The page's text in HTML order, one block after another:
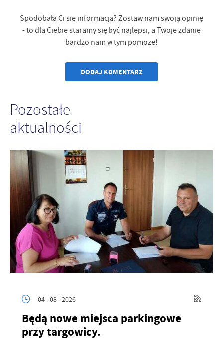
Spodobała Ci się informacja? Zostaw nam swoją opinię
- to dla Ciebie staramy się być najlepsi, a Twoje zdanie
bardzo nam w tym pomoże!
DODAJ KOMENTARZ
Pozostałe
aktualności
04 - 08 - 2026
Będą nowe miejsca parkingowe
przy targowicy.